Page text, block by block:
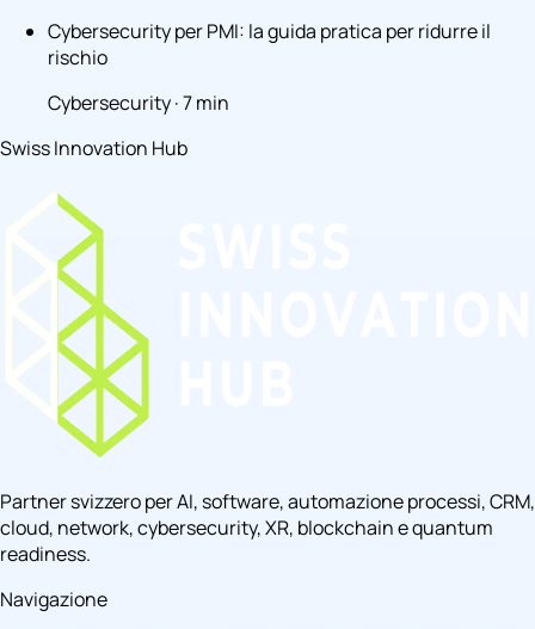
Cybersecurity per PMI: la guida pratica per ridurre il
rischio
Cybersecurity · 7 min
Swiss Innovation Hub
Partner svizzero per AI, software, automazione processi, CRM,
cloud, network, cybersecurity, XR, blockchain e quantum
readiness.
Navigazione